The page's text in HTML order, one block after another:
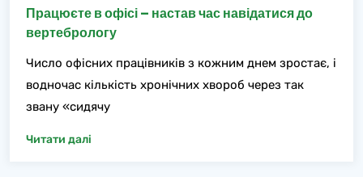
Працюєте в офісі – настав час навідатися до
вертебрологу
Число офісних працівників з кожним днем зростає, і
водночас кількість хронічних хвороб через так
звану «сидячу
Читати далі